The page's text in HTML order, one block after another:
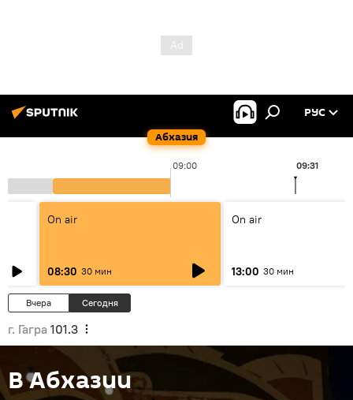
Абхазия
РУС
09:00 09:31
On air
08:30 30 мин
On air
13:00 30 мин
Вчера Сегодня
г. Гагра 101.3
В Абхазии